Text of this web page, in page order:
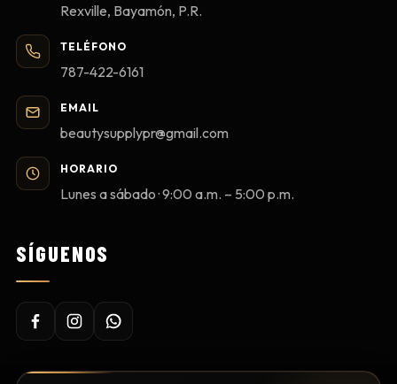
Rexville, Bayamón, P.R.
TELÉFONO
787-422-6161
EMAIL
beautysupplypr@gmail.com
HORARIO
Lunes a sábado · 9:00 a.m. – 5:00 p.m.
SÍGUENOS